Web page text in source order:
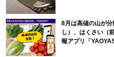
8月は高値の山が
し）、はくさい（
報アプリ「